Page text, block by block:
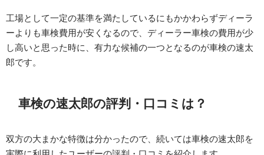
工場として一定の基準を満たしているにもかかわらずディーラ
ーよりも車検費用が安くなるので、ディーラー車検の費用が少
し高いと思った時に、有力な候補の一つとなるのが車検の速太
郎です。
車検の速太郎の評判・口コミは？
双方の大まかな特徴は分かったので、続いては車検の速太郎を